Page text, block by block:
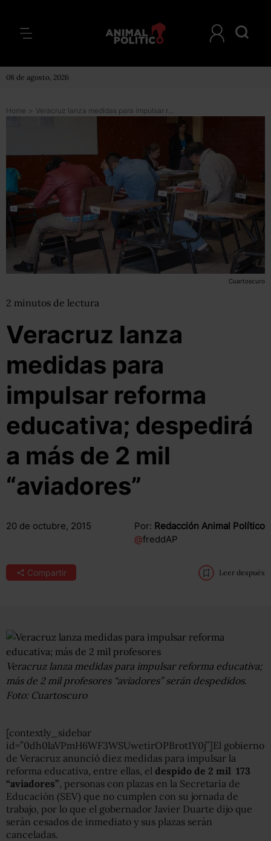
08 de agosto, 2026
Home > Veracruz lanza medidas para impulsar reforma educativa; despedirá a más de 2 mil “aviadores”
Cuartoscuro
2 minutos de lectura
Veracruz lanza
medidas para
impulsar reforma
educativa; despedirá
a más de 2 mil
“aviadores”
20 de octubre, 2015 Por: Redacción Animal Político
@freddAP
Compartir Leer después
Veracruz lanza medidas para impulsar reforma educativa;
más de 2 mil profesores “aviadores” serán despedidos.
Foto: Cuartoscuro
[contextly_sidebar
id=”0dh0laVPmH6WF3WSUwetirOPBrot1Y0j”]El gobierno
de Veracruz anunció diez medidas para impulsar la
reforma educativa, entre ellas, el despido de 2 mil 173
“aviadores”, personas con plazas en la Secretaría de
Educación (SEV) que no cumplen con su jornada de
trabajo, por lo que el gobernador Javier Duarte dijo que
serán cesados de inmediato y sus plazas serán
canceladas.